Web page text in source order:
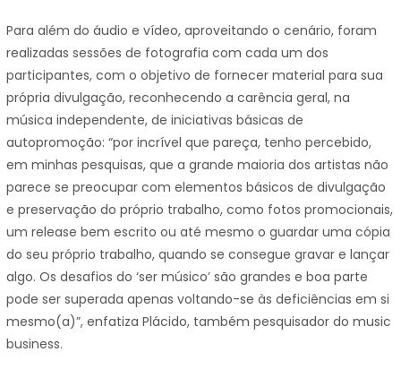
Para além do áudio e vídeo, aproveitando o cenário, foram
realizadas sessões de fotografia com cada um dos
participantes, com o objetivo de fornecer material para sua
própria divulgação, reconhecendo a carência geral, na
música independente, de iniciativas básicas de
autopromoção: “por incrível que pareça, tenho percebido,
em minhas pesquisas, que a grande maioria dos artistas não
parece se preocupar com elementos básicos de divulgação
e preservação do próprio trabalho, como fotos promocionais,
um release bem escrito ou até mesmo o guardar uma cópia
do seu próprio trabalho, quando se consegue gravar e lançar
algo. Os desafios do ‘ser músico’ são grandes e boa parte
pode ser superada apenas voltando-se às deficiências em si
mesmo(a)”, enfatiza Plácido, também pesquisador do music
business.